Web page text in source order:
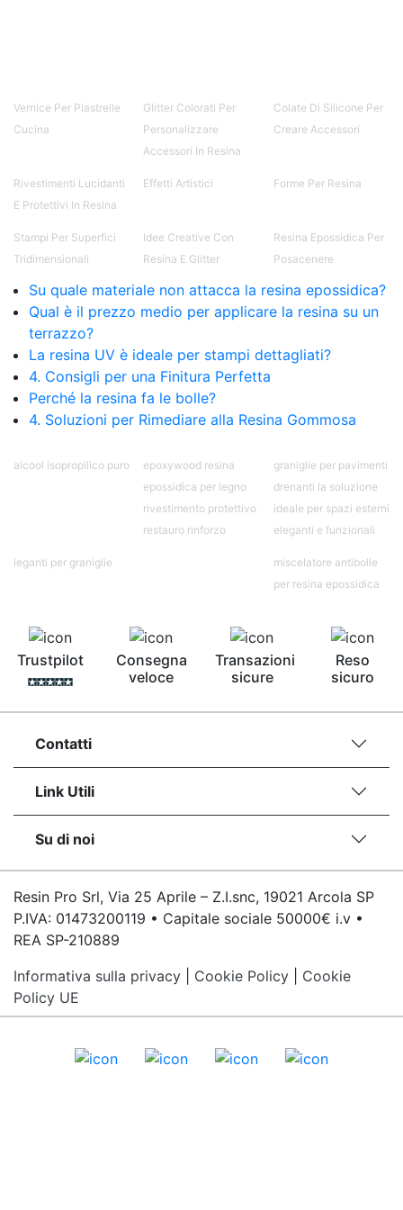
bicomponente Epossidica colla Colla
bicomponente plastica Bicomponente
trasparente Pasta bicomponente per metalli
epossidico Colle bicomponenti Epossidica
significato Epossidico significato Polietilene telo
epossidica per plastica Collanti epossidici Colla
bicomponente per plastica Cariche per Epossidici
epossidico Colla bicomponente epossidica
Pavimento epossidico Acquista Glitter Epossidico
Applicazioni di Epossidici Colle epossidiche
Mastice epossidico Adesivo epossidico
bicomponente Malta epossidica Colla
bicomponente Pavimento epossidico pro e
contro Epossidica Colla epossidica plastica See
all articles →
Vernice Per Piastrelle
Cucina
Glitter Colorati Per
Personalizzare
Accessori In Resina
Colate Di Silicone Per
Creare Accessori
Rivestimenti Lucidanti
E Protettivi In Resina
Effetti Artistici Forme Per Resina
Stampi Per Superfici
Tridimensionali
Idee Creative Con
Resina E Glitter
Resina Epossidica Per
Posacenere
Su quale materiale non attacca la resina epossidica?
Qual è il prezzo medio per applicare la resina su un
terrazzo?
La resina UV è ideale per stampi dettagliati?
4. Consigli per una Finitura Perfetta
Perché la resina fa le bolle?
4. Soluzioni per Rimediare alla Resina Gommosa
alcool isopropilico puro
epoxywood resina
epossidica per legno
rivestimento protettivo
restauro rinforzo
graniglie per pavimenti
drenanti la soluzione
ideale per spazi esterni
eleganti e funzionali
leganti per graniglie
miscelatore antibolle
per resina epossidica
Trustpilot
Consegna
veloce
Transazioni
sicure
Reso
sicuro
Contatti
Link Utili
Su di noi
Resin Pro Srl, Via 25 Aprile – Z.I.snc, 19021 Arcola SP
P.IVA: 01473200119 • Capitale sociale 50000€ i.v •
REA SP-210889
Informativa sulla privacy
Cookie Policy
Cookie
Policy UE